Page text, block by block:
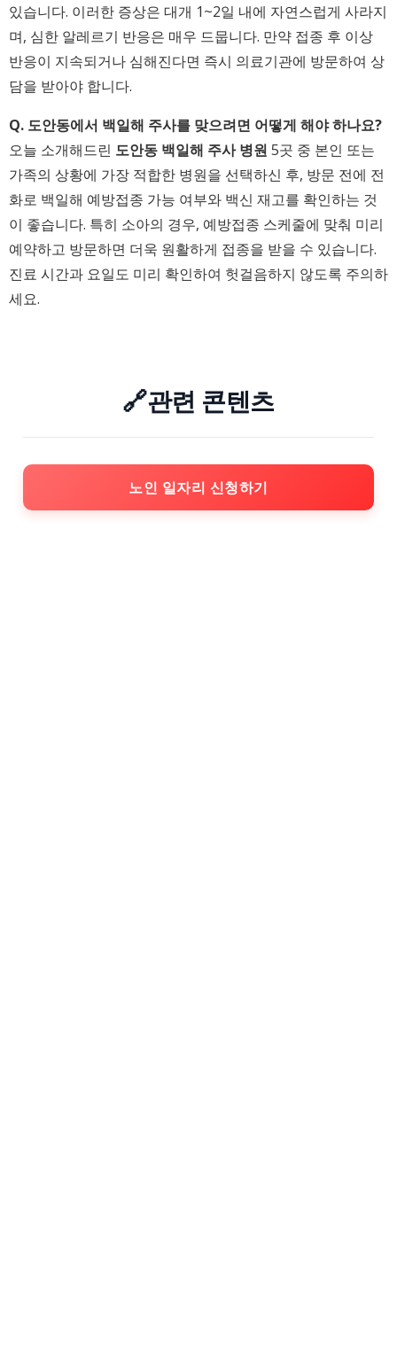
있습니다. 이러한 증상은 대개 1~2일 내에 자연스럽게 사라지
며, 심한 알레르기 반응은 매우 드뭅니다. 만약 접종 후 이상
반응이 지속되거나 심해진다면 즉시 의료기관에 방문하여 상
담을 받아야 합니다.
Q. 도안동에서 백일해 주사를 맞으려면 어떻게 해야 하나요?
오늘 소개해드린 도안동 백일해 주사 병원 5곳 중 본인 또는
가족의 상황에 가장 적합한 병원을 선택하신 후, 방문 전에 전
화로 백일해 예방접종 가능 여부와 백신 재고를 확인하는 것
이 좋습니다. 특히 소아의 경우, 예방접종 스케줄에 맞춰 미리
예약하고 방문하면 더욱 원활하게 접종을 받을 수 있습니다.
진료 시간과 요일도 미리 확인하여 헛걸음하지 않도록 주의하
세요.
🔗관련 콘텐츠
노인 일자리 신청하기